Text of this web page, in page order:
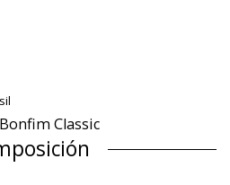
Classic